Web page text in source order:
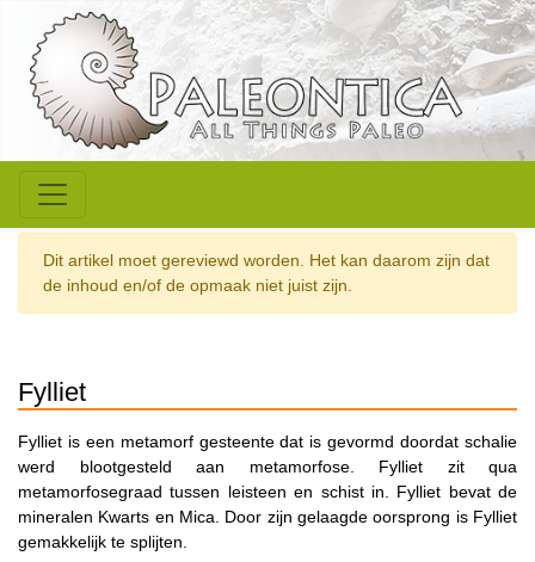
Dit artikel moet gereviewd worden. Het kan daarom zijn dat
de inhoud en/of de opmaak niet juist zijn.
Fylliet
Fylliet is een metamorf gesteente dat is gevormd doordat schalie
werd blootgesteld aan metamorfose. Fylliet zit qua
metamorfosegraad tussen leisteen en schist in. Fylliet bevat de
mineralen Kwarts en Mica. Door zijn gelaagde oorsprong is Fylliet
gemakkelijk te splijten.